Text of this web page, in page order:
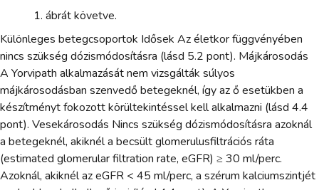
ábrát követve.
Különleges betegcsoportok Idősek Az életkor függvényében
nincs szükség dózismódosításra (lásd 5.2 pont). Májkárosodás
A Yorvipath alkalmazását nem vizsgálták súlyos
májkárosodásban szenvedő betegeknél, így az ő esetükben a
készítményt fokozott körültekintéssel kell alkalmazni (lásd 4.4
pont). Vesekárosodás Nincs szükség dózismódosításra azoknál
a betegeknél, akiknél a becsült glomerulusfiltrációs ráta
(estimated glomerular filtration rate, eGFR) ≥ 30 ml/perc.
Azoknál, akiknél az eGFR < 45 ml/perc, a szérum kalciumszintjét